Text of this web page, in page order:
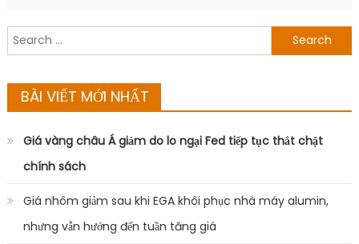
Search
for:
BÀI VIẾT MỚI NHẤT
Giá vàng châu Á giảm do lo ngại Fed tiếp tục thắt chặt
chính sách
Giá nhôm giảm sau khi EGA khôi phục nhà máy alumin,
nhưng vẫn hướng đến tuần tăng giá